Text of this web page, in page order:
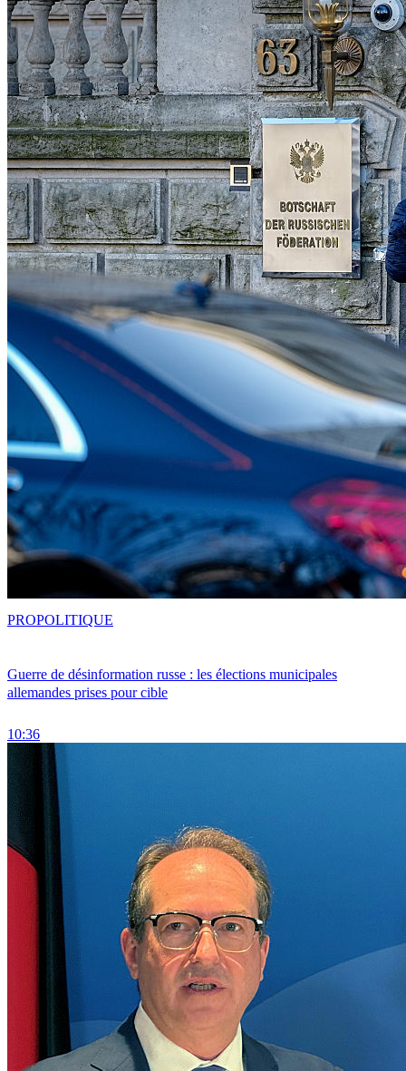
Guerre de désinformation russe : les élections municipales
allemandes prises pour cible
10:36
PROPOLITIQUE